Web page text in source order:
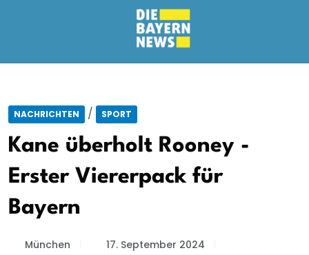
NACHRICHTEN / SPORT
Kane überholt Rooney -
Erster Viererpack für
Bayern
München
17. September 2024